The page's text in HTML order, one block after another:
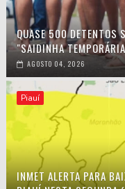
QUASE 500 DETENTOS
"SAIDINHA
AGOSTO 04, 2026
Piauí
INMET ALERTA PARA